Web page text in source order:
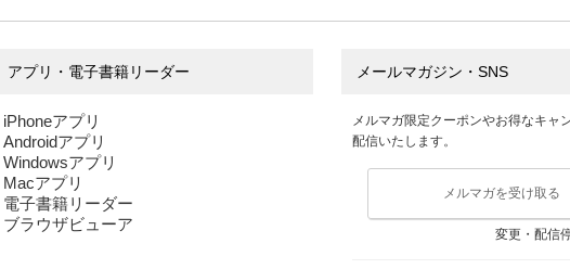
アプリ・電子書籍リーダー
iPhoneアプリ
Androidアプリ
Windowsアプリ
Macアプリ
電子書籍リーダー
ブラウザビューア
メールマガジン・SNS
メルマガ限定クーポンやお得なキャ
配信いたします。
メルマガを受け取る
変更・配信